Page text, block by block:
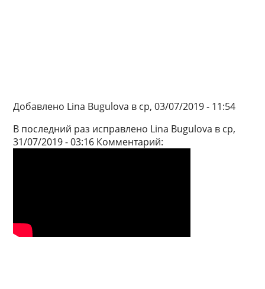
Добавлено Lina Bugulova в ср, 03/07/2019 - 11:54
В последний раз исправлено Lina Bugulova в ср,
31/07/2019 - 03:16 Комментарий: